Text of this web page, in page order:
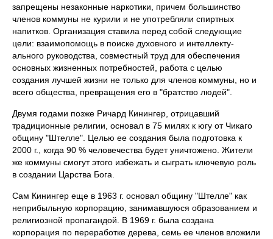
запрещены незакон­ные наркотики, причем большинство
членов коммуны не курили и не употребляли спиртных
напитков. Организация ставила перед собой следующие
цели: взаимопомощь в поиске духовного и интеллекту­
ального руководства, совместный труд для обеспечения
основных жизненных потребностей, работа с целью
создания лучшей жизни не только для членов коммуны, но и
всего общества, превращения его в "братство людей".
Двумя годами позже Ричард Кинингер, отрицавший
традиционные религии, основал в 75 милях к югу от Чикаго
общину "Штелле". Це­лью ее создания была подготовка к
2000 г., когда 90 % человечества будет уничтожено. Жители
же коммуны смогут этого избежать и сыграть ключевую роль
в создании Царства Бога.
Сам Кинингер еще в 1963 г. основал общину "Штелле" как
непри­быльную корпорацию, занимавшуюся образованием и
религиозной пропагандой. В 1969 г. была создана
корпорация по переработке де­рева, семь ее членов вложили